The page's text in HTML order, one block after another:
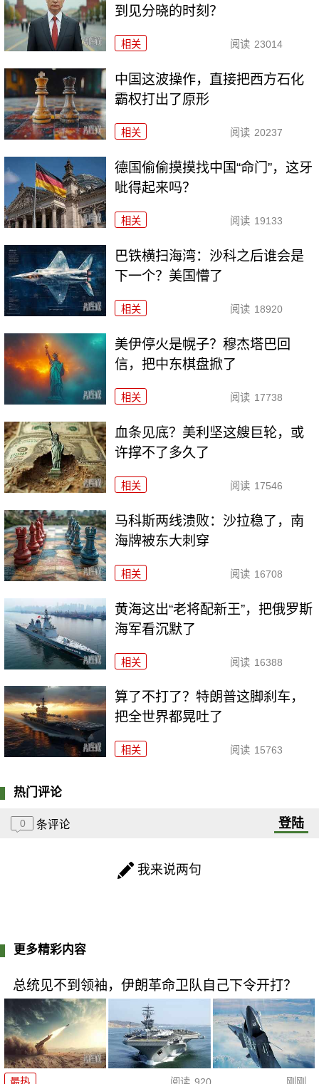
到见分晓的时刻？
相关 阅读 23014
中国这波操作，直接把西方石化
霸权打出了原形
相关 阅读 20237
德国偷偷摸摸找中国“命门”，这牙
呲得起来吗？
相关 阅读 19133
巴铁横扫海湾：沙科之后谁会是
下一个？美国懵了
相关 阅读 18920
美伊停火是幌子？穆杰塔巴回
信，把中东棋盘掀了
相关 阅读 17738
血条见底？美利坚这艘巨轮，或
许撑不了多久了
相关 阅读 17546
马科斯两线溃败：沙拉稳了，南
海牌被东大刺穿
相关 阅读 16708
黄海这出“老将配新王”，把俄罗斯
海军看沉默了
相关 阅读 16388
算了不打了？特朗普这脚刹车，
把全世界都晃吐了
相关 阅读 15763
热门评论
0 条评论 登陆
我来说两句
更多精彩内容
总统见不到领袖，伊朗革命卫队自己下令开打？